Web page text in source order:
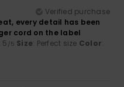
Verified purchase
every detail has been
cord on the label
: 5 /5 Size: Perfect size Color: